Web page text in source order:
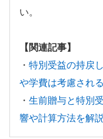
い。
【関連記事】
・ 特別受益の持戻
や学費は考慮され
・ 生前贈与と特別
響や計算方法を解説